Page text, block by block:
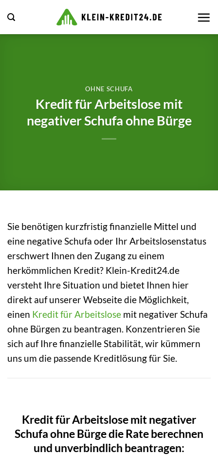
Inhalt
springen
OHNE SCHUFA
Kredit für Arbeitslose mit
negativer Schufa ohne Bürge
Sie benötigen kurzfristig finanzielle Mittel und
eine negative Schufa oder Ihr Arbeitslosenstatus
erschwert Ihnen den Zugang zu einem
herkömmlichen Kredit? Klein-Kredit24.de
versteht Ihre Situation und bietet Ihnen hier
direkt auf unserer Webseite die Möglichkeit,
einen Kredit für Arbeitslose mit negativer Schufa
ohne Bürgen zu beantragen. Konzentrieren Sie
sich auf Ihre finanzielle Stabilität, wir kümmern
uns um die passende Kreditlösung für Sie.
Kredit für Arbeitslose mit negativer
Schufa ohne Bürge die Rate berechnen
und unverbindlich beantragen: